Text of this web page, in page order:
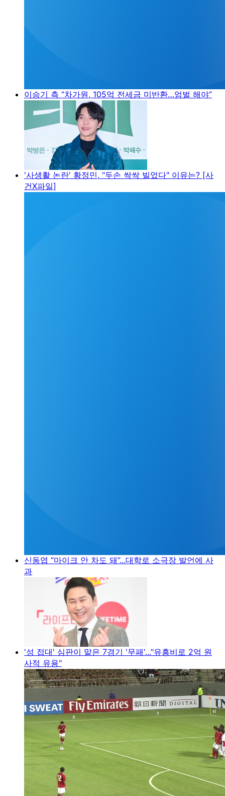
이승기 측 “차가원, 105억 전세금 미반환…엄벌 해야”
'사생활 논란' 황정민, "두손 싹싹 빌었다" 이유는? [사
건X파일]
신동엽 “마이크 안 차도 돼”...대학로 소극장 발언에 사
과
'성 접대' 심판이 맡은 7경기 '무패'..."유흥비로 2억 원
사적 유용"